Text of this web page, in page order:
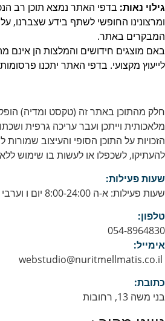
גילוי נאות: בדפי האתר נמצא תוכן רב
ומרצונינו החופשי לשתף בידע שצברנו,
המבקרים באתר.
באם מוצגים חידושים והמלצות הן אינם
לייעוץ מקצועי. בדפי האתר יתכנו פרסומות
חלק מהתוכן באתר זה (טקסט ומדיה) הופק
מלאכותית וייתכן ועבר עריכה גרפית
הזכויות על התוכן הסופי והעיצוב שמורות
להעתיקו, לשכפלו או לעשות בו שימוש
שעות פעילות:
שעות פעילות: א-ה 8:00-24:00 יום ו וערבי חג-
טלפון:
054-8964830
אימייל:
כתובת:
בני משה 13, רחובות